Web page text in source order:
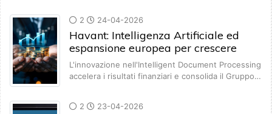
2 24-04-2026
Havant: Intelligenza Artificiale ed
espansione europea per crescere
L'innovazione nell'Intelligent Document Processing
accelera i risultati finanziari e consolida il Gruppo…
2 23-04-2026